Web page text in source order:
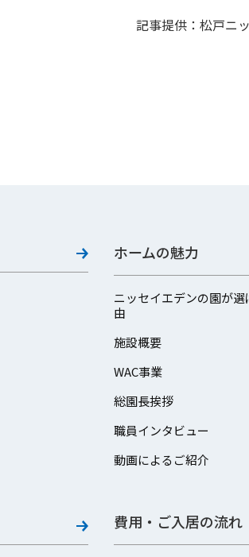
記事提供：松戸ニ
ホームの魅力
ニッセイエデンの園が選
由
施設概要
WAC事業
総園長挨拶
職員インタビュー
動画によるご紹介
費用・ご入居の流れ